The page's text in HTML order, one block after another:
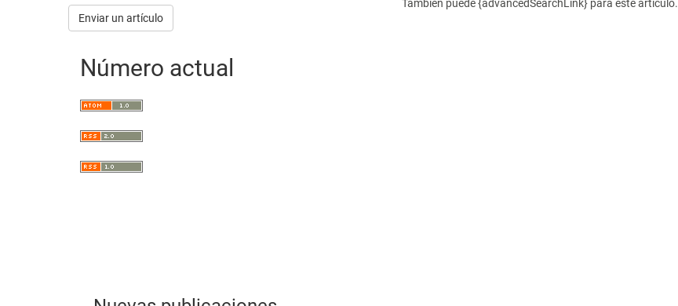
Enviar
artículo
Enviar un artículo
Número actual
También puede {advancedSearchLink} para este artículo.